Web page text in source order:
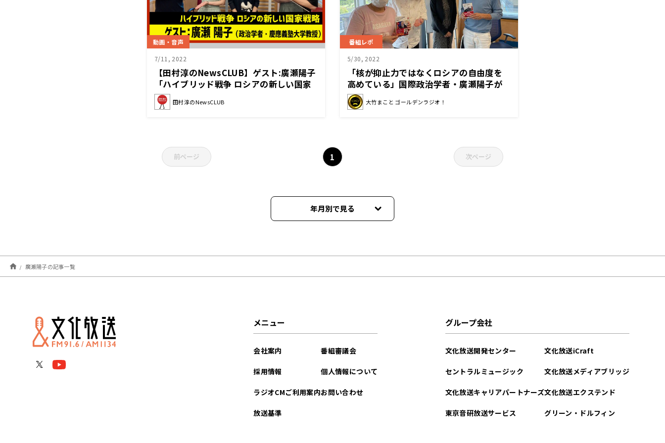
動画・音声
7/11, 2022
【田村淳のNewsCLUB】ゲスト:廣瀬陽子
「ハイブリッド戦争 ロシアの新しい国家
戦略」（2022年7月9日後半）
田村淳のNewsCLUB
番組レポ
5/30, 2022
「核が抑止力ではなくロシアの自由度を
高めている」国際政治学者・廣瀬陽子が
読むウクライナの今後
大竹まこと ゴールデンラジオ！
前ページ 1 次ページ
年月別で見る
廣瀬陽子の記事一覧
メニュー
会社案内
採用情報
ラジオCMご利用案内
放送基準
番組審議会
個人情報について
お問い合わせ
グループ会社
文化放送開発センター
セントラルミュージック
文化放送キャリアパートナーズ
東京音研放送サービス
文化放送iCraft
文化放送メディアブリッジ
文化放送エクステンド
グリーン・ドルフィン